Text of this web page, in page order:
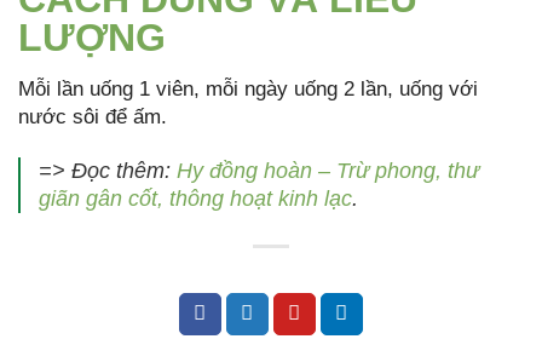
LƯỢNG
Mỗi lần uống 1 viên, mỗi ngày uống 2 lần, uống với
nước sôi để ấm.
=> Đọc thêm: Hy đồng hoàn – Trừ phong, thư
giãn gân cốt, thông hoạt kinh lạc.